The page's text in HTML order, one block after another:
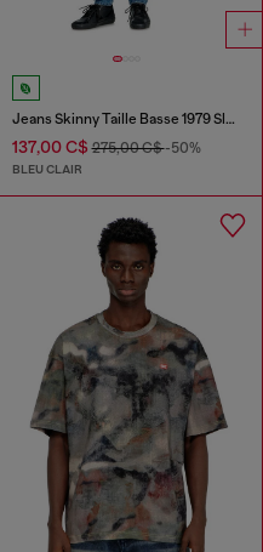
Jeans Skinny Taille Basse 1979 Sleenker
137,00 C$275,00 C$-50%
BLEU CLAIR